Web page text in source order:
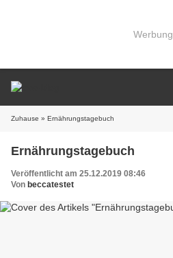
Werbung
Zuhause » Ernährungstagebuch
Ernährungstagebuch
Veröffentlicht am 25.12.2019 08:46
Von beccatestet